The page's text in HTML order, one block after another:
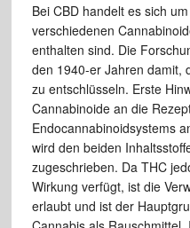
Bei CBD handelt es sich
verschiedenen
enthalten sind. Die
den 1940-er Jahren damit,
zu entschlüsseln. Erste
Cannabinoide an die
Endocannabinoidsystems
wird den beiden
zugeschrieben. Da THC
Wirkung verfügt, ist die
erlaubt und ist der